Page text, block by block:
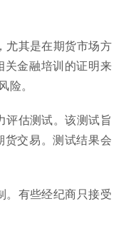
尤其是在期货市场方
关金融培训的证明来
。
评估测试。该测试旨
交易。测试结果会
。有些经纪商只接受